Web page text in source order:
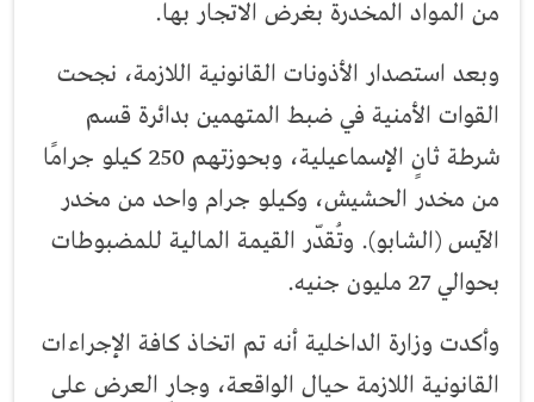
من المواد المخدرة بغرض الاتجار بها.
وبعد استصدار الأذونات القانونية اللازمة، نجحت
القوات الأمنية في ضبط المتهمين بدائرة قسم
شرطة ثانٍ الإسماعيلية، وبحوزتهم 250 كيلو جرامًا
من مخدر الحشيش، وكيلو جرام واحد من مخدر
الآيس (الشابو). وتُقدّر القيمة المالية للمضبوطات
بحوالي 27 مليون جنيه
.
وأكدت وزارة الداخلية أنه تم اتخاذ كافة الإجراءات
القانونية اللازمة حيال الواقعة، وجارٍ العرض على